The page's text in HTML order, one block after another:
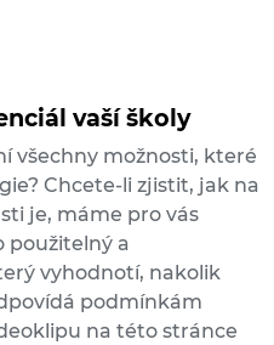
vaší školy
všechny možnosti, které
Chcete-li zjistit, jak na
je, máme pro vás
použitelný a
vyhodnotí, nakolik
podmínkám
na této stránce